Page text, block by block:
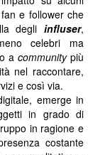
e follower che
degli influser,
celebri ma
a communitypiù
nel raccontare,
e così via.
emerge in
in grado di
in ragione e
costante